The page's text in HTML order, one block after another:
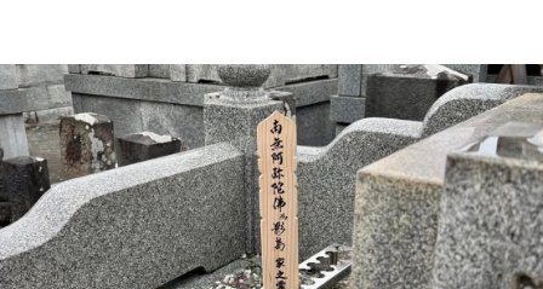
お知らせ
イベント・グッズ
YouTube
会社情報